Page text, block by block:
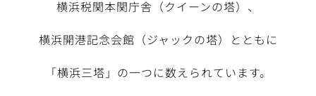
横浜税関本関庁舎（クイーンの塔）、
横浜開港記念会館（ジャックの塔）とともに
「横浜三塔」の一つに数えられています。